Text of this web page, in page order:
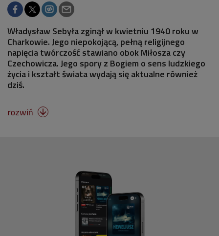
Władysław Sebyła zginął w kwietniu 1940 roku w
Charkowie. Jego niepokojącą, pełną religijnego
napięcia twórczość stawiano obok Miłosza czy
Czechowicza. Jego spory z Bogiem o sens ludzkiego
życia i kształt świata wydają się aktualne również
dziś.
rozwiń 